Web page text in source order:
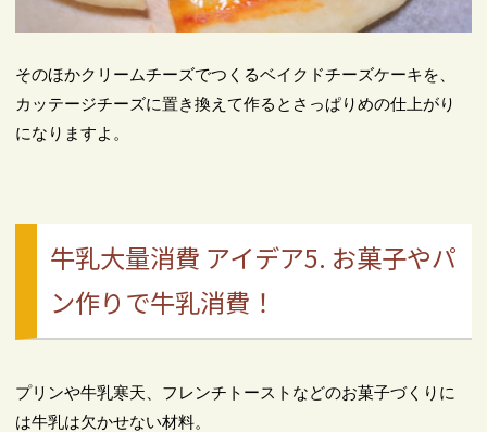
そのほかクリームチーズでつくるベイクドチーズケーキを、
カッテージチーズに置き換えて作るとさっぱりめの仕上がり
になりますよ。
牛乳大量消費 アイデア5. お菓子やパ
ン作りで牛乳消費！
プリンや牛乳寒天、フレンチトーストなどのお菓子づくりに
は牛乳は欠かせない材料。